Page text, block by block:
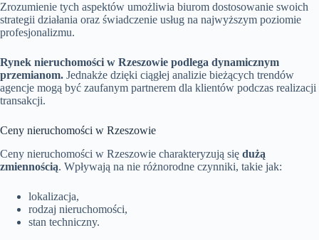
Zrozumienie tych aspektów umożliwia biurom dostosowanie swoich
strategii działania oraz świadczenie usług na najwyższym poziomie
profesjonalizmu.
Rynek nieruchomości w Rzeszowie podlega dynamicznym
przemianom. Jednakże dzięki ciągłej analizie bieżących trendów
agencje mogą być zaufanym partnerem dla klientów podczas realizacji
transakcji.
Ceny nieruchomości w Rzeszowie
Ceny nieruchomości w Rzeszowie charakteryzują się dużą
zmiennością. Wpływają na nie różnorodne czynniki, takie jak:
lokalizacja,
rodzaj nieruchomości,
stan techniczny.